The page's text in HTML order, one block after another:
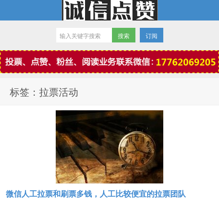
微信点赞
订阅
标签：拉票活动
微信人工拉票和刷票多钱，人工比较便宜的拉票团队